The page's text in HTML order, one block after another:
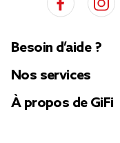
Besoin d’aide ?
Nos services
À propos de GiFi